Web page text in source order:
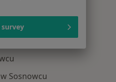
Sosnowcu